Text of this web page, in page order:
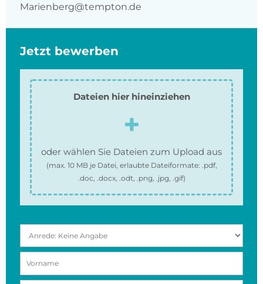
Marienberg@tempton.de
Jetzt bewerben
Dateien hier hineinziehen
oder wählen Sie Dateien zum Upload aus
(max. 10 MBje Datei, erlaubte Dateiformate: .pdf,
.doc, .docx, .odt, .png, .jpg, .gif)